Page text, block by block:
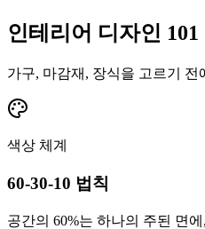
인테리어 디자인 101
가구, 마감재, 장식을 고르기
색상 체계
60-30-10 법칙
공간의 60%는 하나의 주된 면